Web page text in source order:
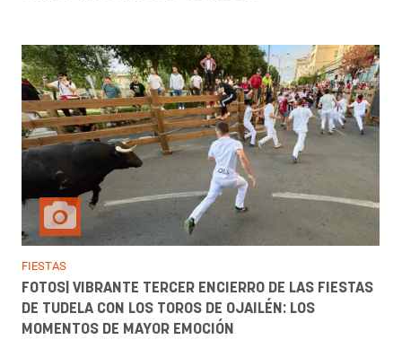
FIESTAS
FOTOS| VIBRANTE TERCER ENCIERRO DE LAS FIESTAS
DE TUDELA CON LOS TOROS DE OJAILÉN: LOS
MOMENTOS DE MAYOR EMOCIÓN